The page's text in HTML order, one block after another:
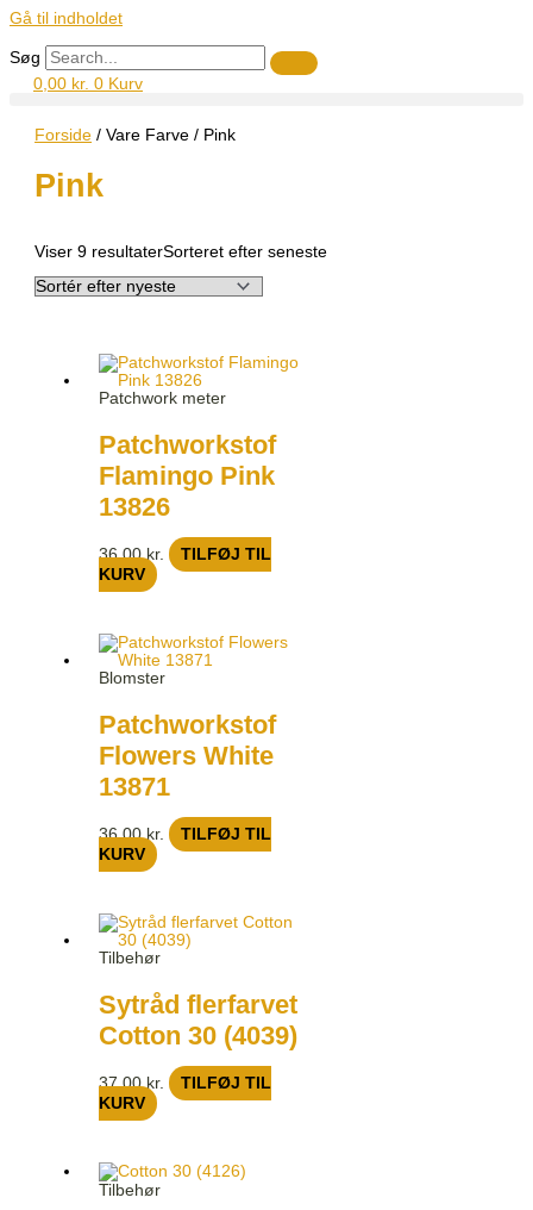
Gå til indholdet
Søg
0,00 kr. 0 Kurv
Forside / Vare Farve / Pink
Pink
Viser 9 resultaterSorteret efter seneste
Patchwork meter
Patchworkstof
Flamingo Pink
13826
36,00kr.
TILFØJ TIL
KURV
Blomster
Patchworkstof
Flowers White
13871
36,00kr.
TILFØJ TIL
KURV
Tilbehør
Sytråd flerfarvet
Cotton 30 (4039)
37,00kr.
TILFØJ TIL
KURV
Tilbehør